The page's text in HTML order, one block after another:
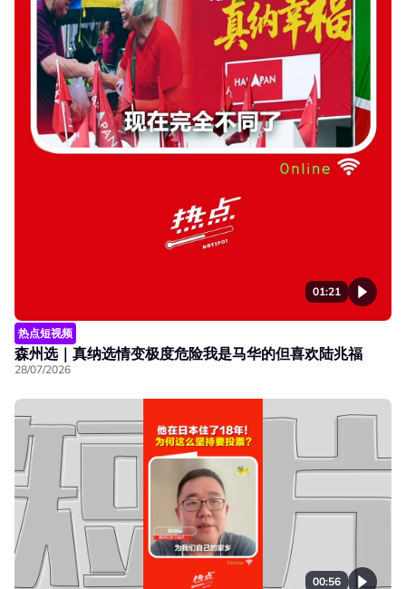
01:21
热点短视频
森州选｜真纳选情变极度危险我是马华的但喜欢陆兆福
28/07/2026
00:56